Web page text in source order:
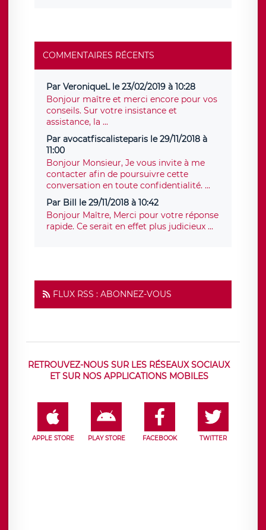
COMMENTAIRES RÉCENTS
Par VeroniqueL le 23/02/2019 à 10:28
Bonjour maître et merci encore pour vos
conseils. Sur votre insistance et
assistance, la ...
Par avocatfiscalisteparis le 29/11/2018 à
11:00
Bonjour Monsieur, Je vous invite à me
contacter afin de poursuivre cette
conversation en toute confidentialité. ...
Par Bill le 29/11/2018 à 10:42
Bonjour Maître, Merci pour votre réponse
rapide. Ce serait en effet plus judicieux ...
FLUX RSS : ABONNEZ-VOUS
RETROUVEZ-NOUS SUR LES RÉSEAUX SOCIAUX
ET SUR NOS APPLICATIONS MOBILES
APPLE STORE PLAY STORE FACEBOOK TWITTER